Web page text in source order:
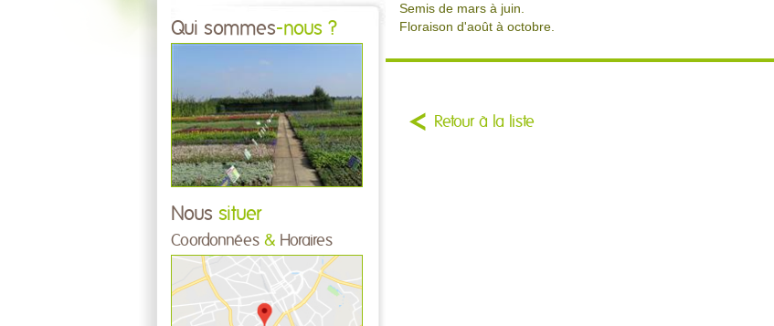
Qui sommes-nous ?
Nous situer
Coordonnées & Horaires
Semis de mars à juin.
Floraison d'août à octobre.
Retour à la liste